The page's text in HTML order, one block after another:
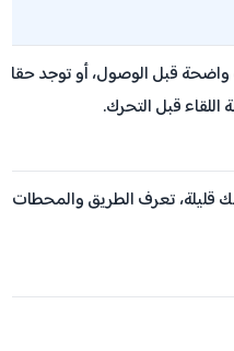
واضحة قبل الوصول، أو توجد
قبل التحرك.
تعرف الطريق والمحطات